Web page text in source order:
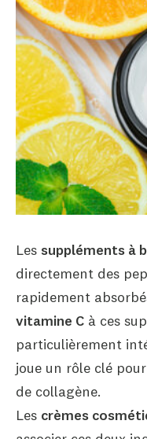
Les suppléments à
directement des
rapidement
vitamine C à ces
particulièrement
joue un rôle clé
de collagène.
Les crèmes